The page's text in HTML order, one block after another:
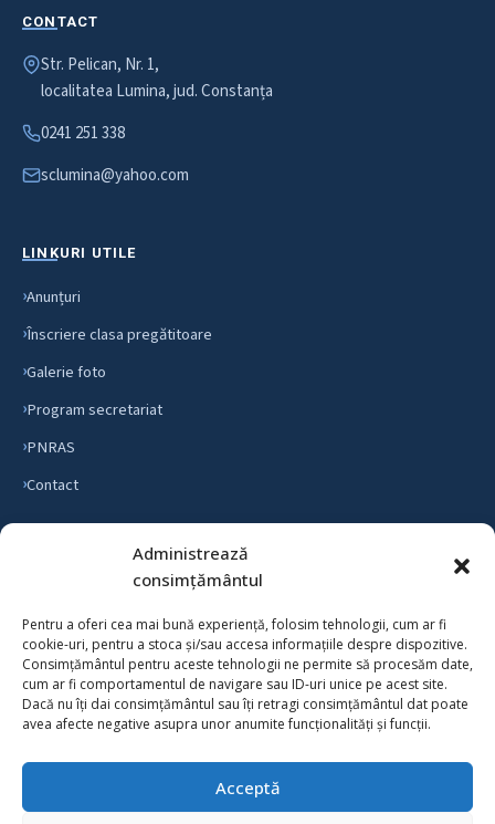
Administrează
consimțământul
Pentru a oferi cea mai bună experiență, folosim tehnologii, cum ar fi
cookie-uri, pentru a stoca și/sau accesa informațiile despre dispozitive.
Consimțământul pentru aceste tehnologii ne permite să procesăm date,
cum ar fi comportamentul de navigare sau ID-uri unice pe acest site.
Dacă nu îți dai consimțământul sau îți retragi consimțământul dat poate
avea afecte negative asupra unor anumite funcționalități și funcții.
Acceptă
CONTACT
Str. Pelican, Nr. 1,
localitatea Lumina, jud. Constanța
0241 251 338
sclumina@yahoo.com
LINKURI UTILE
Anunțuri
Înscriere clasa pregătitoare
Galerie foto
Program secretariat
PNRAS
Contact
Transparență salarială
Personalul școlii
Consiliul de Administrație